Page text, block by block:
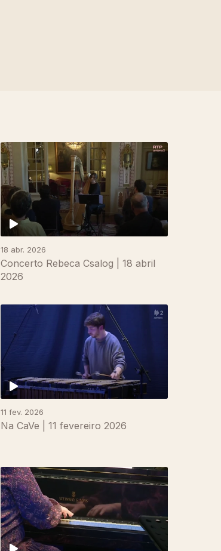
18 abr. 2026
Concerto Rebeca Csalog | 18 abril
2026
11 fev. 2026
Na CaVe | 11 fevereiro 2026